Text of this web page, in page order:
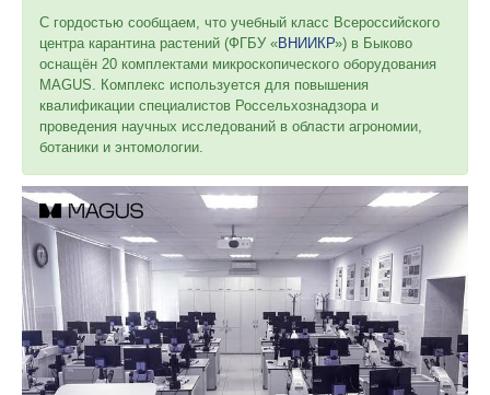
С гордостью сообщаем, что учебный класс Всероссийского
центра карантина растений (ФГБУ «ВНИИКР») в Быково
оснащён 20 комплектами микроскопического оборудования
MAGUS. Комплекс используется для повышения
квалификации специалистов Россельхознадзора и
проведения научных исследований в области агрономии,
ботаники и энтомологии.